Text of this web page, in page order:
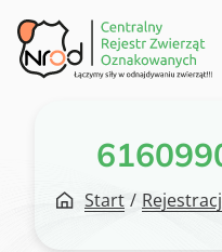
Przejdź
do
treści
Start /